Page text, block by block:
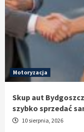
Motoryzacja
Skup aut
szybko sprzedać
10 sierpnia, 2026